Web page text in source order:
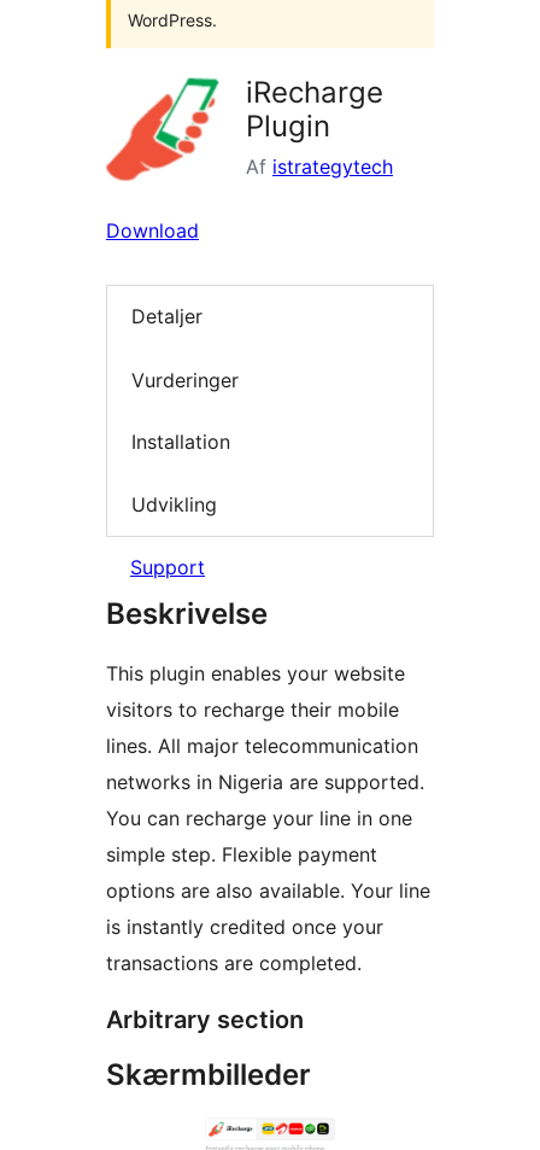
WordPress.
iRecharge
Plugin
Af istrategytech
Download
Detaljer
Vurderinger
Installation
Udvikling
Support
Beskrivelse
This plugin enables your website
visitors to recharge their mobile
lines. All major telecommunication
networks in Nigeria are supported.
You can recharge your line in one
simple step. Flexible payment
options are also available. Your line
is instantly credited once your
transactions are completed.
Arbitrary section
Skærmbilleder